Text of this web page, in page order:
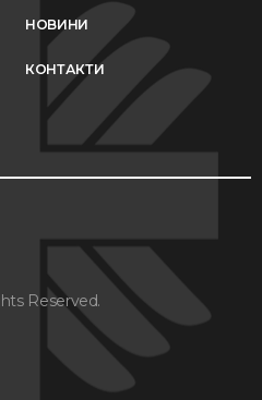
НОВИНИ
КОНТАКТИ
Reserved.